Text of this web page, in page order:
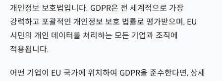
개인정보 보호법입니다. GDPR은 전 세계적으로 가장
강력하고 포괄적인 개인정보 보호 법률로 평가받으며, EU
시민의 개인 데이터를 처리하는 모든 기업과 조직에
적용됩니다.
어떤 기업이 EU 국가에 위치하여 GDPR을 준수한다면, 상세